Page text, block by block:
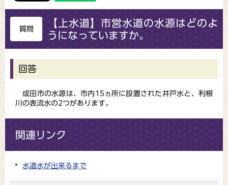
質問
【上水道】市営水道の水源はどのよ
うになっていますか。
回答
成田市の水源は、市内15ヵ所に設置された井戸水と、利根
川の表流水の2つがあります。
関連リンク
水道水が出来るまで